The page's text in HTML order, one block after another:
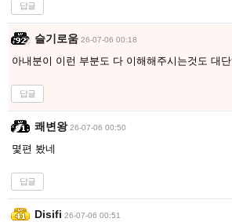
답글
슬기로움 26-07-06 00:18
아내분이 이런 부분도 다 이해해주시는것도 대
답글
쾌변왕 26-07-06 00:50
몇편 봤네
답글
Disifi 26-07-06 00:51